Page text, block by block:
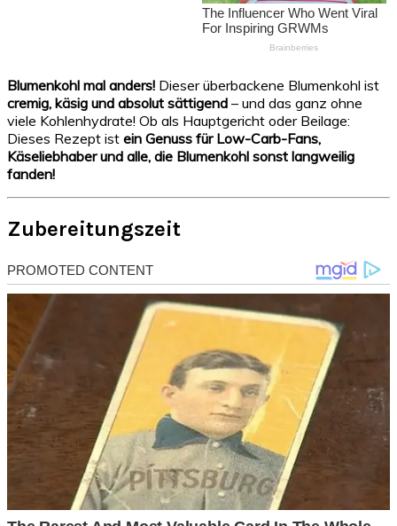
Blumenkohl mal anders! Dieser überbackene Blumenkohl ist
cremig, käsig und absolut sättigend – und das ganz ohne
viele Kohlenhydrate! Ob als Hauptgericht oder Beilage:
Dieses Rezept ist ein Genuss für Low-Carb-Fans,
Käseliebhaber und alle, die Blumenkohl sonst langweilig
fanden!
Zubereitungszeit